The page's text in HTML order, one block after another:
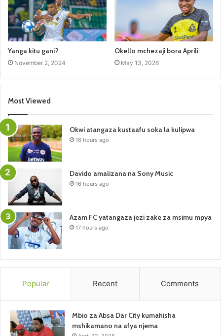
Yanga kitu gani?
November 2, 2024
Okello mchezaji bora Aprili
May 13, 2026
Most Viewed
Okwi atangaza kustaafu soka la kulipwa
16 hours ago
Davido amalizana na Sony Music
16 hours ago
Azam FC yatangaza jezi zake za msimu mpya
17 hours ago
Popular Recent Comments
Mbio za Absa Dar City kumahisha
mshikamano na afya njema